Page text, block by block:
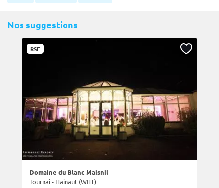
Nos suggestions
RSE
Domaine du Blanc Maisnil
Tournai - Hainaut (WHT)